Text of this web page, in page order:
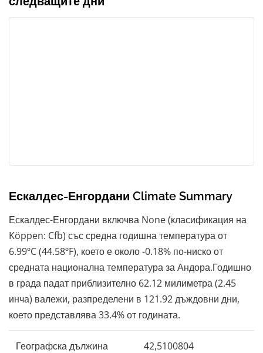
Ескалдес-Енгордани Climate Summary
Ескалдес-Енгордани включва None (класификация на
Köppen: Cfb) със средна годишна температура от
6.99ºC (44.58ºF), което е около -0.18% по-ниско от
средната национална температура за Андора.Годишно
в града падат приблизително 62.12 милиметра (2.45
инча) валежи, разпределени в 121.92 дъждовни дни,
което представлява 33.4% от годината.
Географска дължина 42,5100804